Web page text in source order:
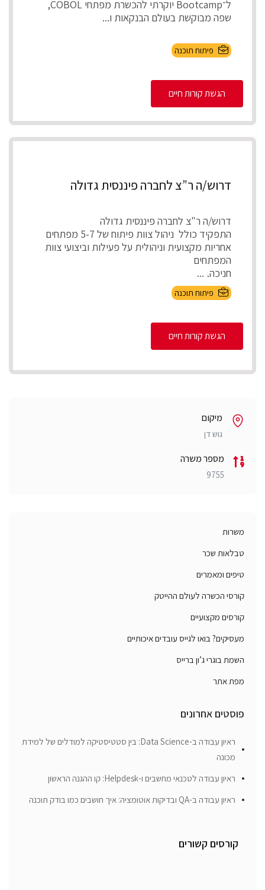
ל־Bootcamp יוקרתי להכשרת מפתחי COBOL,
שפה מבוקשת בעולם הבנקאות ו...
פיתוח תוכנה
הגשת קורות חיים
דרוש/ה ר”צ לחברה פיננסית גדולה
דרוש/ה ר"צ לחברה פיננסית גדולה
התפקיד כולל ניהול צוות פיתוח של 5-7 מפתחים
אחריות מקצועית וניהולית על פעילות וביצועי צוות
המפתחים
חניכה, ...
פיתוח תוכנה
הגשת קורות חיים
מיקום
גוש דן
מספר משרה
9755
משרות
טבלאות שכר
טיפים ומאמרים
קורסי הכשרה לעולם ההייטק
קורסים מקצועיים
מעסיקים? בואו לגייס עובדים איכותיים
השמת בוגרי ג’ון ברייס
מפת אתר
פוסטים אחרונים
ראיון עבודה ב-Data Science: בין סטטיסטיקה למודלים של למידת
מכונה
ראיון עבודה לטכנאי מחשבים ו-Helpdesk: קו ההגנה הראשון
ראיון עבודה ב-QA ובדיקות אוטומציה: איך חושבים כמו בודק תוכנה
קורסים קשורים